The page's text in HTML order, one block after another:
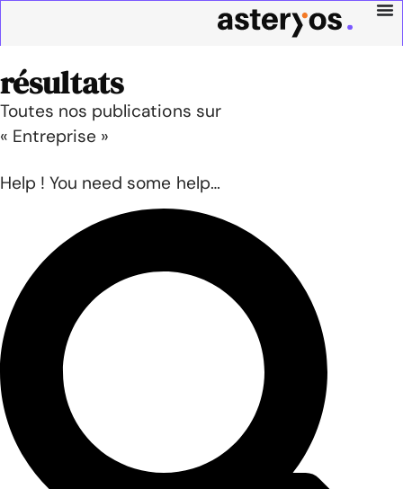
résultats
Toutes nos publications sur
« Entreprise »
Help ! You need some help…